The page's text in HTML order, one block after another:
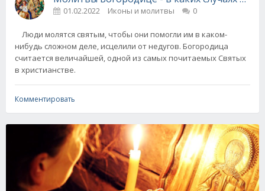
01.02.2022 Иконы и молитвы 0
Люди молятся святым, чтобы они помогли им в каком-
нибудь сложном деле, исцелили от недугов. Богородица
считается величайшей, одной из самых почитаемых Святых
в христианстве.
Комментировать